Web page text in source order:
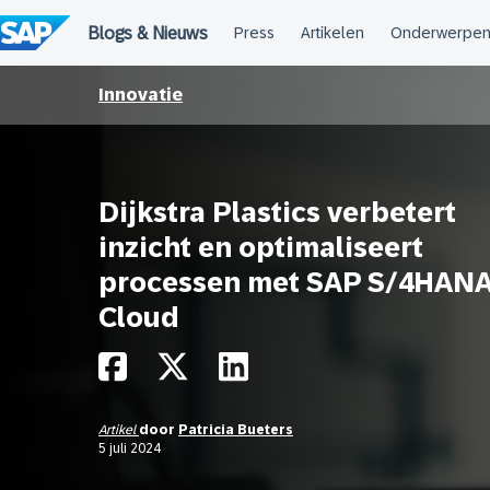
naar
de
inhoud
Innovatie
Dijkstra Plastics verbetert
inzicht en optimaliseert
processen met SAP S/
Cloud
Artikel door Patricia Bueters
5 juli 2024